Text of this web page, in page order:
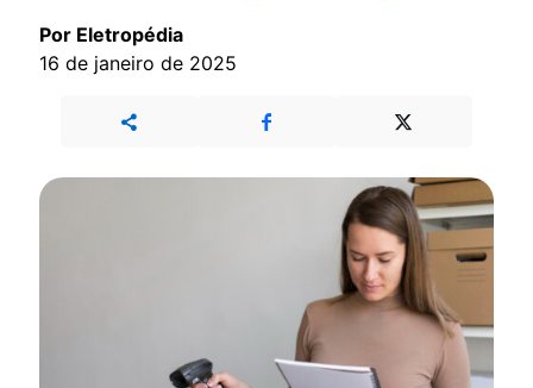
Por Eletropédia
16 de janeiro de 2025